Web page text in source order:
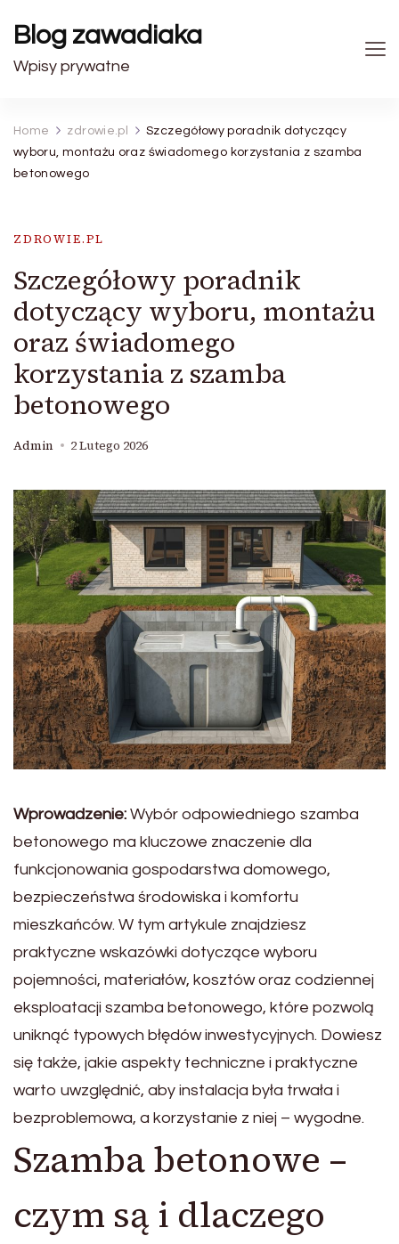
Blog zawadiaka
Wpisy prywatne
Home zdrowie.pl
Szczegółowy poradnik dotyczący
wyboru, montażu oraz świadomego korzystania z szamba
betonowego
ZDROWIE.PL
Szczegółowy poradnik
dotyczący wyboru, montażu
oraz świadomego
korzystania z szamba
betonowego
Admin 2 Lutego 2026
Wprowadzenie: Wybór odpowiedniego szamba
betonowego ma kluczowe znaczenie dla
funkcjonowania gospodarstwa domowego,
bezpieczeństwa środowiska i komfortu
mieszkańców. W tym artykule znajdziesz
praktyczne wskazówki dotyczące wyboru
pojemności, materiałów, kosztów oraz codziennej
eksploatacji szamba betonowego, które pozwolą
uniknąć typowych błędów inwestycyjnych. Dowiesz
się także, jakie aspekty techniczne i praktyczne
warto uwzględnić, aby instalacja była trwała i
bezproblemowa, a korzystanie z niej – wygodne.
Szamba betonowe –
czym są i dlaczego